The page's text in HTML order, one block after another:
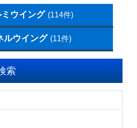
ウイング (114件)
ルウイング (11件)
索